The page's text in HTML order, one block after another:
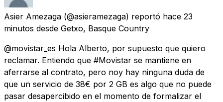
Asier Amezaga (@asieramezaga) reportó hace 23
minutos desde Getxo, Basque Country
@movistar_es Hola Alberto, por supuesto que quiero
reclamar. Entiendo que #Movistar se mantiene en
aferrarse al contrato, pero noy hay ninguna duda de
que un servicio de 38€ por 2 GB es algo que no puede
pasar desapercibido en el momento de formalizar el